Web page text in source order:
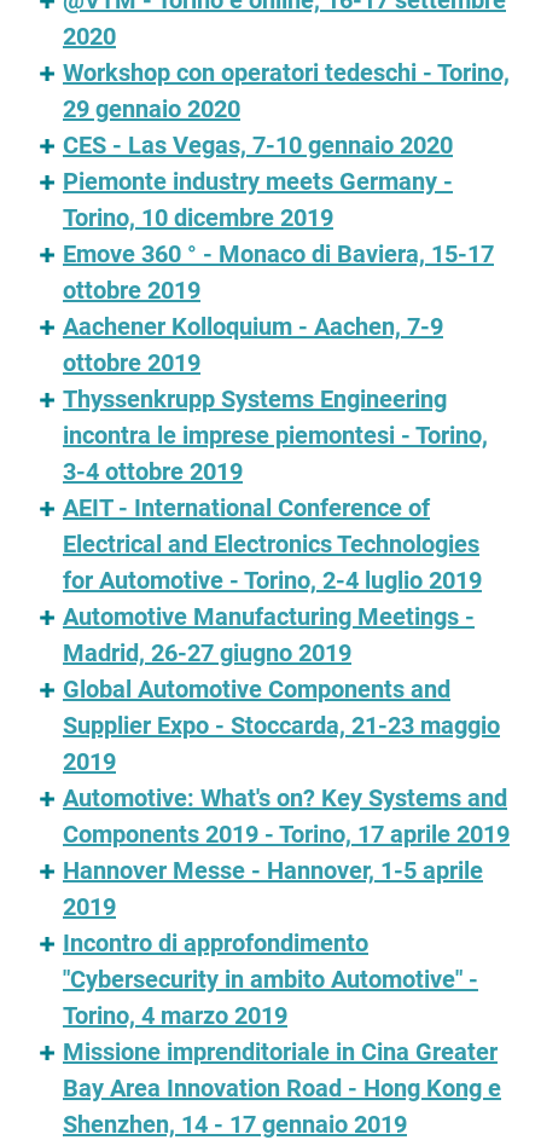
2020
Workshop con operatori tedeschi - Torino,
29 gennaio 2020
CES - Las Vegas, 7-10 gennaio 2020
Piemonte industry meets Germany -
Torino, 10 dicembre 2019
Emove 360 ° - Monaco di Baviera, 15-17
ottobre 2019
Aachener Kolloquium - Aachen, 7-9
ottobre 2019
Thyssenkrupp Systems Engineering
incontra le imprese piemontesi - Torino,
3-4 ottobre 2019
AEIT - International Conference of
Electrical and Electronics Technologies
for Automotive - Torino, 2-4 luglio 2019
Automotive Manufacturing Meetings -
Madrid, 26-27 giugno 2019
Global Automotive Components and
Supplier Expo - Stoccarda, 21-23 maggio
2019
Automotive: What's on? Key Systems and
Components 2019 - Torino, 17 aprile 2019
Hannover Messe - Hannover, 1-5 aprile
2019
Incontro di approfondimento
"Cybersecurity in ambito Automotive" -
Torino, 4 marzo 2019
Missione imprenditoriale in Cina Greater
Bay Area Innovation Road - Hong Kong e
Shenzhen, 14 - 17 gennaio 2019